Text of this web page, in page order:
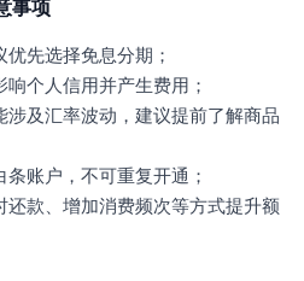
事项
先选择免息分期；
个人信用并产生费用；
及汇率波动，建议提前了解商品
账户，不可重复开通；
款、增加消费频次等方式提升额